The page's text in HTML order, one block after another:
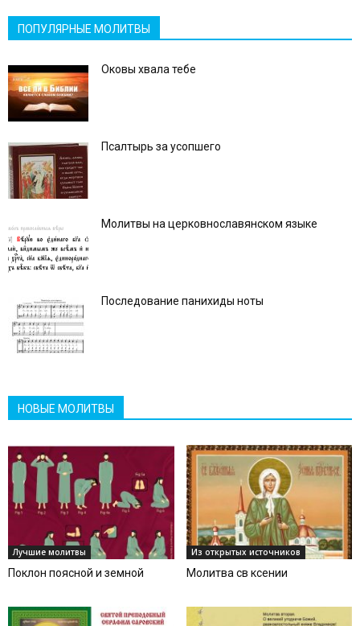
ПОПУЛЯРНЫЕ МОЛИТВЫ
Оковы хвала тебе
Псалтырь за усопшего
Молитвы на церковнославянском языке
Последование панихиды ноты
НОВЫЕ МОЛИТВЫ
Лучшие молитвы
Поклон поясной и земной
Из открытых источников
Молитва св ксении